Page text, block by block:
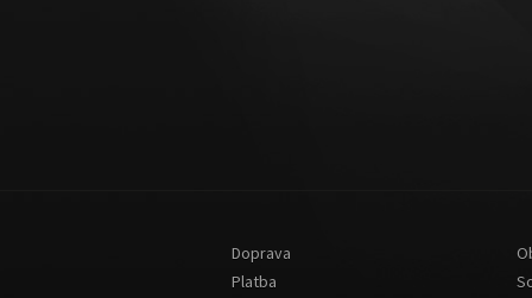
Doprava
Platba